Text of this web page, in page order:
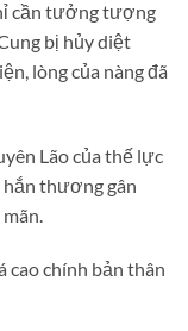
cần tưởng tượng
bị hủy diệt
lòng của nàng đã
Lão của thế lực
thương gân
cao chính bản thân